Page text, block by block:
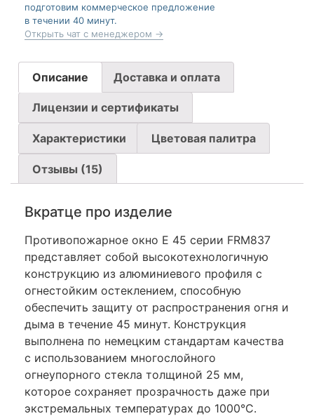
подготовим коммерческое предложение
в течении 40 минут.
Открыть чат с менеджером →
Описание Доставка и оплата
Лицензии и сертификаты
Характеристики Цветовая палитра
Отзывы (15)
Вкратце про изделие
Противопожарное окно E 45 серии FRM837
представляет собой высокотехнологичную
конструкцию из алюминиевого профиля с
огнестойким остеклением, способную
обеспечить защиту от распространения огня и
дыма в течение 45 минут. Конструкция
выполнена по немецким стандартам качества
с использованием многослойного
огнеупорного стекла толщиной 25 мм,
которое сохраняет прозрачность даже при
экстремальных температурах до 1000°C.